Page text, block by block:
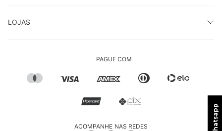
LOJAS
PAGUE COM
ACOMPANHE NAS REDES